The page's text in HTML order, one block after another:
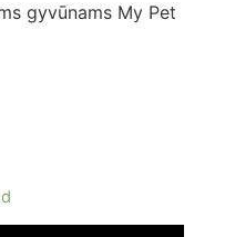
gyvūnams My Pet